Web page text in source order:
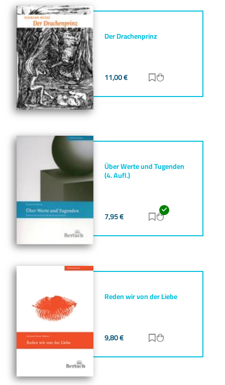
Der Drachenprinz
11,00€ Zur Merkliste
Über Werte und Tugenden
(4. Aufl.)
7,95€ Zur Merkliste
Zum Warenkorb
Reden wir von der Liebe
9,80€ Zur Merkliste